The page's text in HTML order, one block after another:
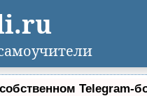
Telegram-